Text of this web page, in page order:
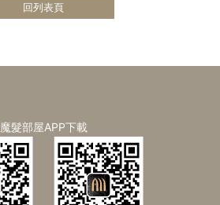
回列表頁
魔髮部屋APP下載